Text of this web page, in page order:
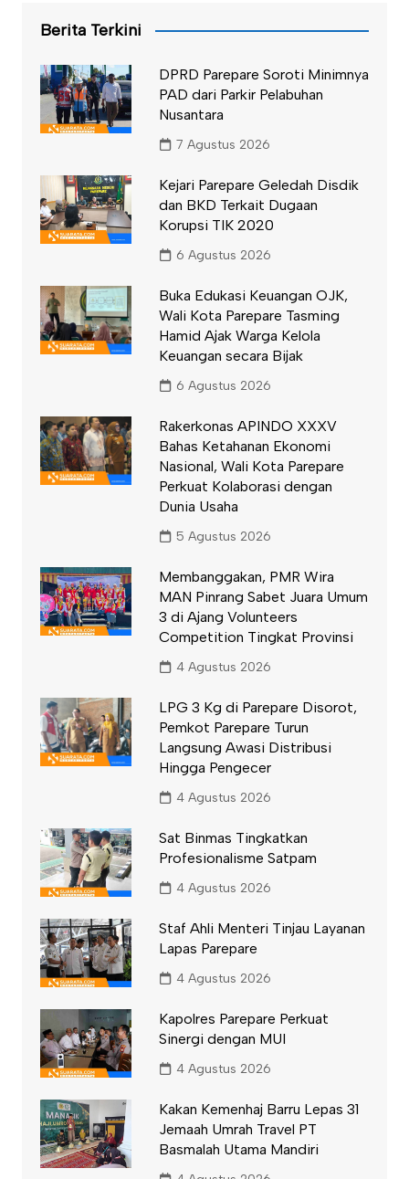
Berita Terkini
DPRD Parepare Soroti Minimnya
PAD dari Parkir Pelabuhan
Nusantara
7 Agustus 2026
Kejari Parepare Geledah Disdik
dan BKD Terkait Dugaan
Korupsi TIK 2020
6 Agustus 2026
Buka Edukasi Keuangan OJK,
Wali Kota Parepare Tasming
Hamid Ajak Warga Kelola
Keuangan secara Bijak
6 Agustus 2026
Rakerkonas APINDO XXXV
Bahas Ketahanan Ekonomi
Nasional, Wali Kota Parepare
Perkuat Kolaborasi dengan
Dunia Usaha
5 Agustus 2026
Membanggakan, PMR Wira
MAN Pinrang Sabet Juara Umum
3 di Ajang Volunteers
Competition Tingkat Provinsi
4 Agustus 2026
LPG 3 Kg di Parepare Disorot,
Pemkot Parepare Turun
Langsung Awasi Distribusi
Hingga Pengecer
4 Agustus 2026
Sat Binmas Tingkatkan
Profesionalisme Satpam
4 Agustus 2026
Staf Ahli Menteri Tinjau Layanan
Lapas Parepare
4 Agustus 2026
Kapolres Parepare Perkuat
Sinergi dengan MUI
4 Agustus 2026
Kakan Kemenhaj Barru Lepas 31
Jemaah Umrah Travel PT
Basmalah Utama Mandiri